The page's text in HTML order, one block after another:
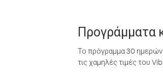
Προγράμματα
Το πρόγραμμα 30 ημερών
τις χαμηλές τιμές του